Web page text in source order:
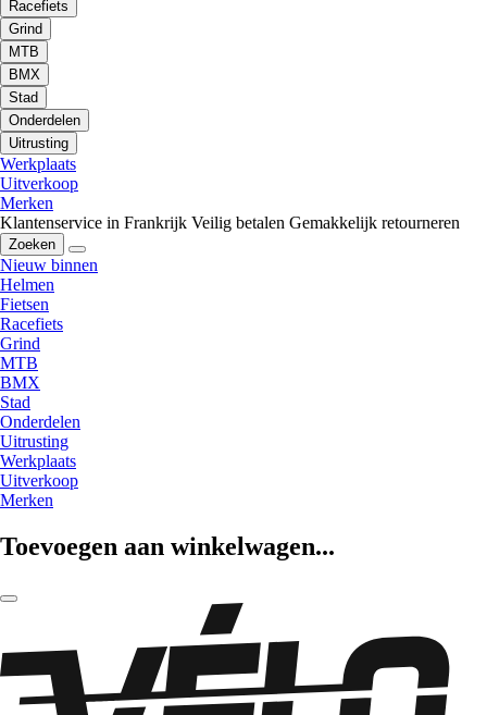
Racefiets
Grind
MTB
BMX
Stad
Onderdelen
Uitrusting
Werkplaats
Uitverkoop
Merken
Klantenservice in Frankrijk Veilig betalen Gemakkelijk retourneren
Zoeken
Nieuw binnen
Helmen
Fietsen
Racefiets
Grind
MTB
BMX
Stad
Onderdelen
Uitrusting
Werkplaats
Uitverkoop
Merken
Toevoegen aan winkelwagen...